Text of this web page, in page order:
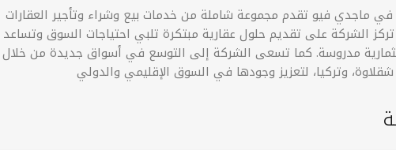
ماجدي فیو تقدم مجموعة شاملة من خدمات بيع وشراء وتأجير العقارات
تركز الشركة على تقديم حلول عقارية مبتكرة تلبي احتياجات السوق وتساعد
مدروسة. كما تسعى الشركة إلى التوسع في أسواق جديدة من خلال